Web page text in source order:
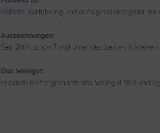
Galante Verführung und aufregend anregend mit
Auszeichnungen:
Seit 2004 schon 7 mal unter den besten 6
Das Weingut:
Friedrich Kiefer gründete das Weingut 1851 und